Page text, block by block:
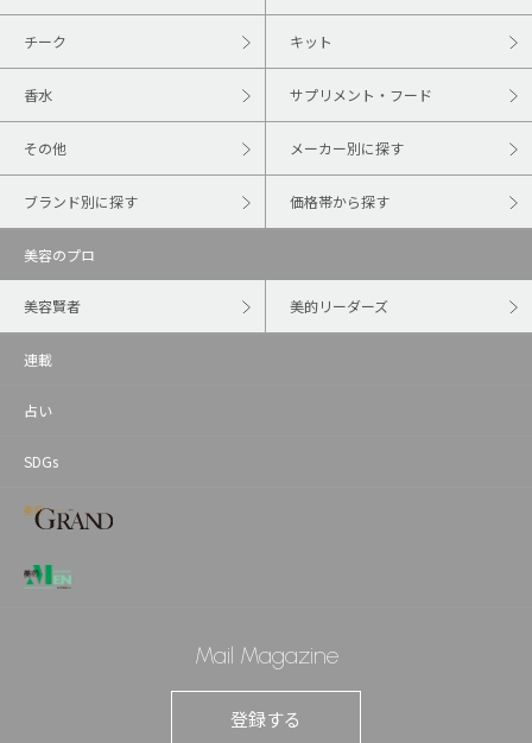
チーク キット
香水 サプリメント・フード
その他 メーカー別に探す
ブランド別に探す 価格帯から探す
美容のプロ
美容賢者 美的リーダーズ
連載
占い
SDGs
Mail Magazine
登録する